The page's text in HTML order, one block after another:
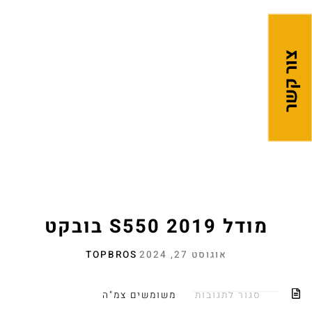
מודל 2019 S550 בובקט
אוגוסט 27, 2024 TOPBROS
סגור לתגובות משומשים צמ"ה
צור קשר